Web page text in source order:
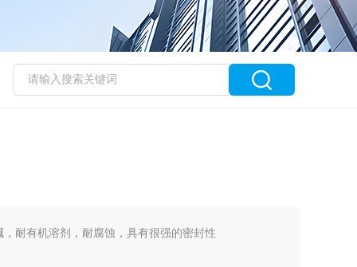
耐有机溶剂，耐腐蚀，具有很强的密封性